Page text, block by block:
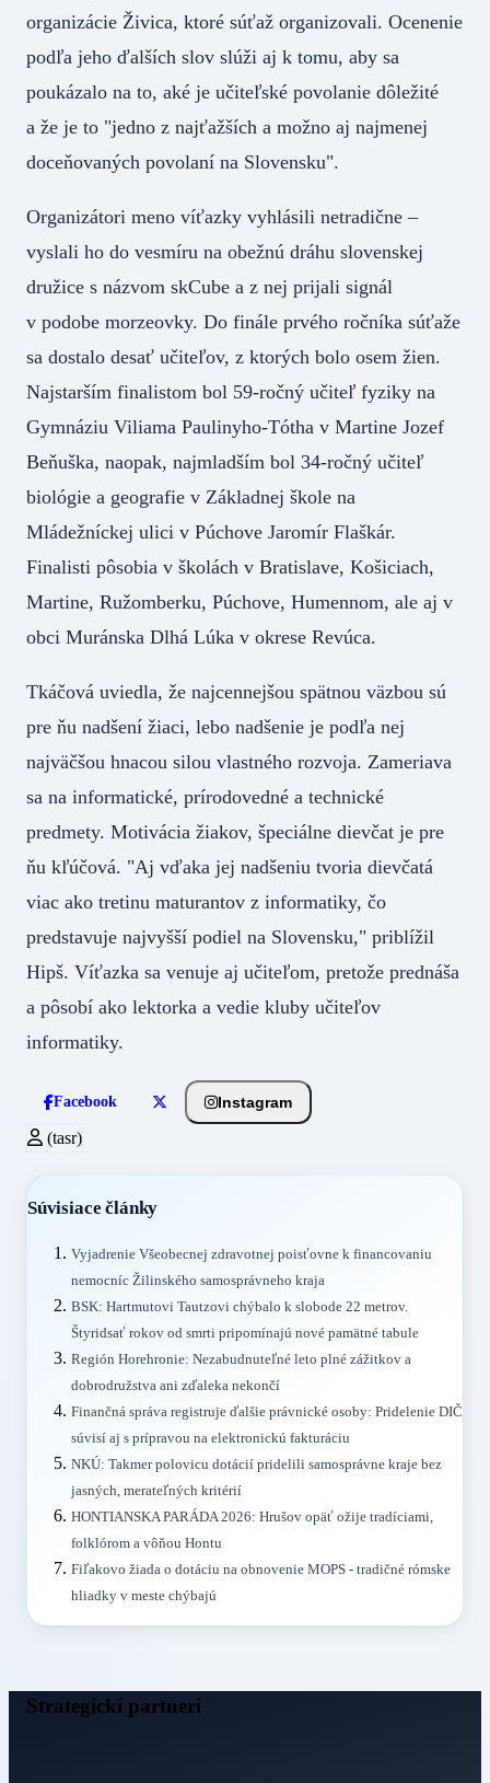
organizácie Živica, ktoré súťaž organizovali. Ocenenie
podľa jeho ďalších slov slúži aj k tomu, aby sa
poukázalo na to, aké je učiteľské povolanie dôležité
a že je to "jedno z najťažších a možno aj najmenej
doceňovaných povolaní na Slovensku".
Organizátori meno víťazky vyhlásili netradične –
vyslali ho do vesmíru na obežnú dráhu slovenskej
družice s názvom skCube a z nej prijali signál
v podobe morzeovky. Do finále prvého ročníka súťaže
sa dostalo desať učiteľov, z ktorých bolo osem žien.
Najstarším finalistom bol 59-ročný učiteľ fyziky na
Gymnáziu Viliama Paulinyho-Tótha v Martine Jozef
Beňuška, naopak, najmladším bol 34-ročný učiteľ
biológie a geografie v Základnej škole na
Mládežníckej ulici v Púchove Jaromír Flaškár.
Finalisti pôsobia v školách v Bratislave, Košiciach,
Martine, Ružomberku, Púchove, Humennom, ale aj v
obci Muránska Dlhá Lúka v okrese Revúca.
Tkáčová uviedla, že najcennejšou spätnou väzbou sú
pre ňu nadšení žiaci, lebo nadšenie je podľa nej
najväčšou hnacou silou vlastného rozvoja. Zameriava
sa na informatické, prírodovedné a technické
predmety. Motivácia žiakov, špeciálne dievčat je pre
ňu kľúčová. "Aj vďaka jej nadšeniu tvoria dievčatá
viac ako tretinu maturantov z informatiky, čo
predstavuje najvyšší podiel na Slovensku," priblížil
Hipš. Víťazka sa venuje aj učiteľom, pretože prednáša
a pôsobí ako lektorka a vedie kluby učiteľov
informatiky.
Facebook Instagram
(tasr)
Súvisiace články
Vyjadrenie Všeobecnej zdravotnej poisťovne k financovaniu
nemocníc Žilinského samosprávneho kraja
BSK: Hartmutovi Tautzovi chýbalo k slobode 22 metrov.
Štyridsať rokov od smrti pripomínajú nové pamätné tabule
Región Horehronie: Nezabudnuteľné leto plné zážitkov a
dobrodružstva ani zďaleka nekončí
Finančná správa registruje ďalšie právnické osoby: Pridelenie DIČ
súvisí aj s prípravou na elektronickú fakturáciu
NKÚ: Takmer polovicu dotácií pridelili samosprávne kraje bez
jasných, merateľných kritérií
HONTIANSKA PARÁDA 2026: Hrušov opäť ožije tradíciami,
folklórom a vôňou Hontu
Fiľakovo žiada o dotáciu na obnovenie MOPS - tradičné rómske
hliadky v meste chýbajú
Strategickí partneri